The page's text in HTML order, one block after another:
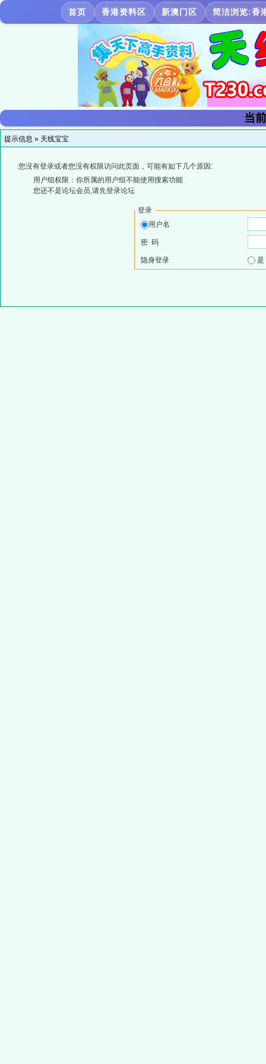
首页 香港资料区 新澳门区 简洁浏览:香
当
提示信息 » 天线宝宝
您没有登录或者您没有权限访问此页面，可能有如下几个原因:
用户组权限：你所属的用户组不能使用搜索功能
您还不是论坛会员,请先登录论坛
登录
用户名
密 码
隐身登录